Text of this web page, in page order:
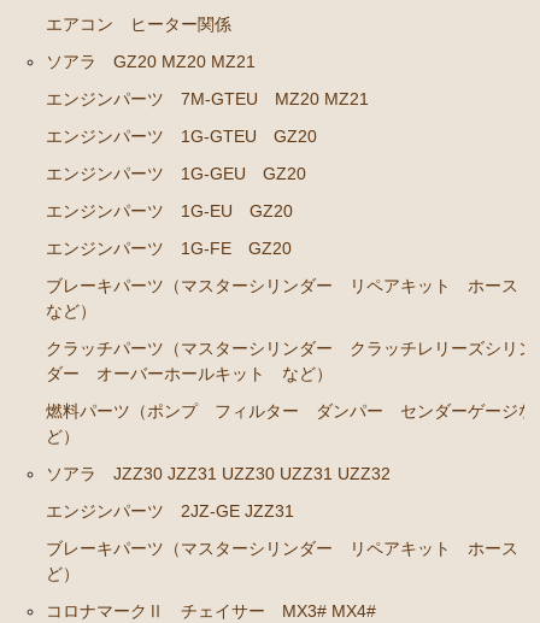
エンジンパーツ 5Ｍ-GEU MS123
エンジンパーツ 6M-GEU MS125
エンジンパーツ M-TEU
エンジンパーツ 1G-GZEU
エンジンパーツ 1G-GEU
エンジンパーツ 1G-EU
冷却パーツ（ポンプ サーモスタット ファン ファ
ンカップリング ホース類 など）
ブレーキパーツ（マスターシリンダー リペアキッ
ト ホース など）
クラッチパーツ（マスターシリンダー クラッチレリ
ーズシリンダー オーバーホールキット など）
ステアリングパーツ（ピットマンアーム アイドラー
アーム タイロッドエンド など）
エアコン ヒーター関係
ソアラ GZ20 MZ20 MZ21
エンジンパーツ 7M-GTEU MZ20 MZ21
エンジンパーツ 1G-GTEU GZ20
エンジンパーツ 1G-GEU GZ20
エンジンパーツ 1G-EU GZ20
エンジンパーツ 1G-FE GZ20
ブレーキパーツ（マスターシリンダー リペアキット ホース
など）
クラッチパーツ（マスターシリンダー クラッチレリーズシリン
ダー オーバーホールキット など）
燃料パーツ（ポンプ フィルター ダンパー センダーゲージな
ど）
ソアラ JZZ30 JZZ31 UZZ30 UZZ31 UZZ32
エンジンパーツ 2JZ-GE JZZ31
ブレーキパーツ（マスターシリンダー リペアキット ホース
ど）
コロナマークⅡ チェイサー MX3# MX4#